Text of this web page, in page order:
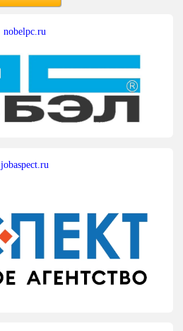
nobelpc.ru
jobaspect.ru